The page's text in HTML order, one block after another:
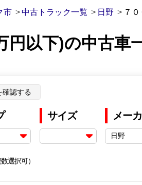
市 中古トラック一覧 日野 ７
円以下)の中古車
確認する
サイズ メー
数選択可）